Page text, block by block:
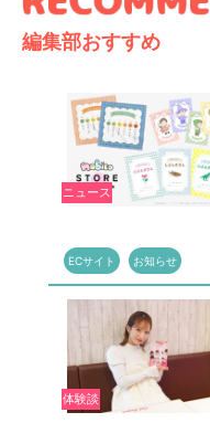
編集部おすすめ
ニュース
ECサイト お知らせ
体験談